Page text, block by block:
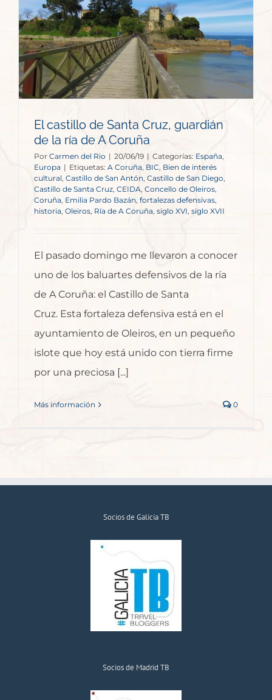
El castillo de Santa Cruz, guardián
de la ría de A Coruña
Por Carmen del Rio | 20/06/19 | Categorías: España,
Europa | Etiquetas: A Coruña, BIC, Bien de interés
cultural, Castillo de San Antón, Castillo de San Diego,
Castillo de Santa Cruz, CEIDA, Concello de Oleiros,
Coruña, Emilia Pardo Bazán, fortalezas defensivas,
historia, Oleiros, Ría de A Coruña, siglo XVI, siglo XVII
El pasado domingo me llevaron a conocer
uno de los baluartes defensivos de la ría
de A Coruña: el Castillo de Santa
Cruz. Esta fortaleza defensiva está en el
ayuntamiento de Oleiros, en un pequeño
islote que hoy está unido con tierra firme
por una preciosa [...]
Más información 0
Socios de Galicia TB
Socios de Madrid TB